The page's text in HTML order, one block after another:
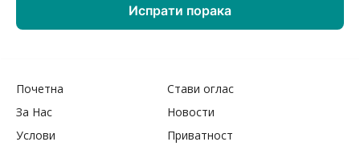
Почетна
Стави оглас
За Нас
Новости
Услови
Приватност